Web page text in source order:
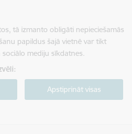
tā izmanto obligāti nepieciešamās
papildus šajā vietnē var tikt
mediju sīkdatnes.
Apstiprināt visas